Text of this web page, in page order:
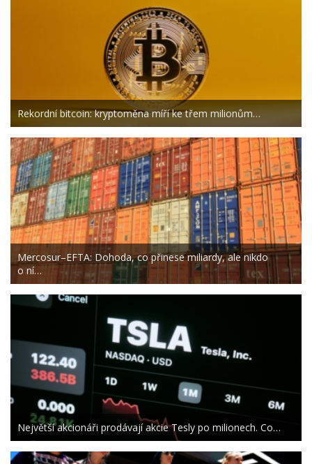
Rekordní bitcoin: kryptoměna míří ke třem milionům…
Mercosur–EFTA: Dohoda, co přinese miliardy, ale nikdo
o ní…
Největší akcionáři prodávají akcie Tesly po milionech. Co…